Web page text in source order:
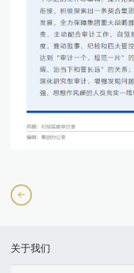
关于我们